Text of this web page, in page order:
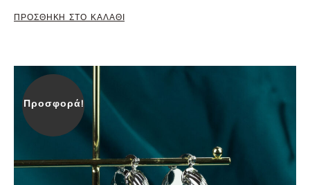
ΠΡΟΣΘΗΚΗ ΣΤΟ ΚΑΛΑΘΙ
Προσφορά!